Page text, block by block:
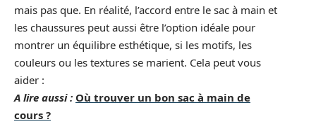
mais pas que. En réalité, l’accord entre le sac à main et
les chaussures peut aussi être l’option idéale pour
montrer un équilibre esthétique, si les motifs, les
couleurs ou les textures se marient. Cela peut vous
aider :
A lire aussi : Où trouver un bon sac à main de
cours ?